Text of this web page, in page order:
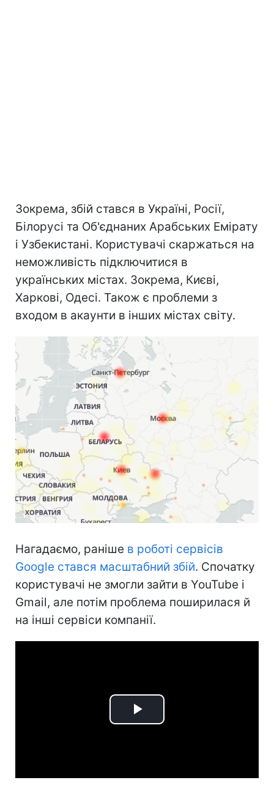
Зокрема, збій стався в Україні, Росії,
Білорусі та Об'єднаних Арабських Емірату
і Узбекистані. Користувачі скаржаться на
неможливість підключитися в
українських містах. Зокрема, Києві,
Харкові, Одесі. Також є проблеми з
входом в акаунти в інших містах світу.
Нагадаємо, раніше в роботі сервісів
Google стався масштабний збій. Спочатку
користувачі не змогли зайти в YouTube і
Gmail, але потім проблема поширилася й
на інші сервіси компанії.
Play